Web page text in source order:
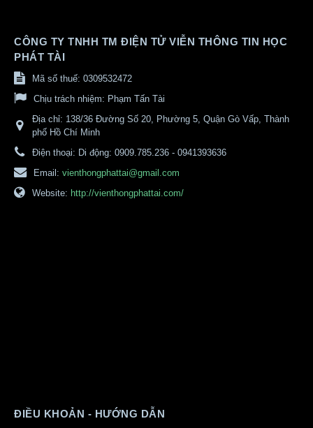
CÔNG TY TNHH TM ĐIỆN TỬ VIỄN THÔNG TIN HỌC
PHÁT TÀI
Mã số thuế: 0309532472
Chịu trách nhiệm: Phạm Tấn Tài
Địa chỉ: 138/36 Đường Số 20, Phường 5, Quận Gò Vấp, Thành
phố Hồ Chí Minh
Điện thoại: Di động: 0909.785.236 - 0941393636
Email: vienthongphattai@gmail.com
Website: http://vienthongphattai.com/
ĐIỀU KHOẢN - HƯỚNG DẪN